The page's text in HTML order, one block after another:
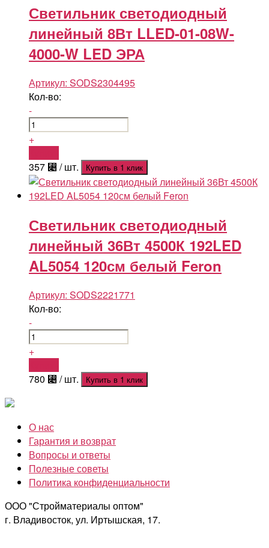
Светильник светодиодный
линейный 8Вт LLED-01-08W-
4000-W LED ЭРА
Артикул: SODS2304495
Кол-во:
-
+
357 ⃄ / шт. Купить в 1 клик
Светильник светодиодный
линейный 36Вт 4500К 192LED
AL5054 120см белый Feron
Артикул: SODS2221771
Кол-во:
-
+
780 ⃄ / шт. Купить в 1 клик
О нас
Гарантия и возврат
Вопросы и ответы
Полезные советы
Политика конфиденциальности
ООО "Стройматериалы оптом"
г. Владивосток, ул. Иртышская, 17.